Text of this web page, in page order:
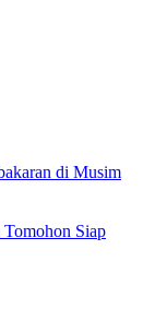
di Musim
Siap